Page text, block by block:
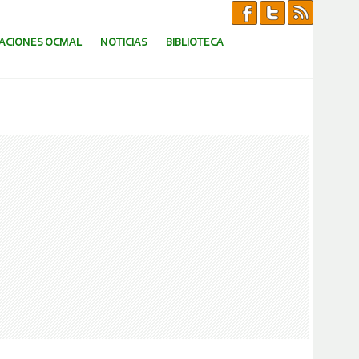
OCMAL NOTICIAS BIBLIOTECA